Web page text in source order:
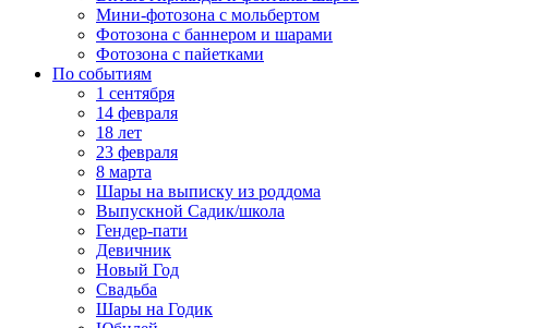
Мини-фотозона с мольбертом
Фотозона с баннером и шарами
Фотозона с пайетками
По событиям
1 сентября
14 февраля
18 лет
23 февраля
8 марта
Шары на выписку из роддома
Выпускной Садик/школа
Гендер-пати
Девичник
Новый Год
Свадьба
Шары на Годик